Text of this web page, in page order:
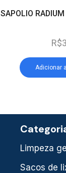
SAPOLIO
R$
Adicionar
Limpeza
Sacos de